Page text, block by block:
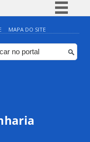
Simplifique!
Comunica BR
Participe
MAPA DO SITE